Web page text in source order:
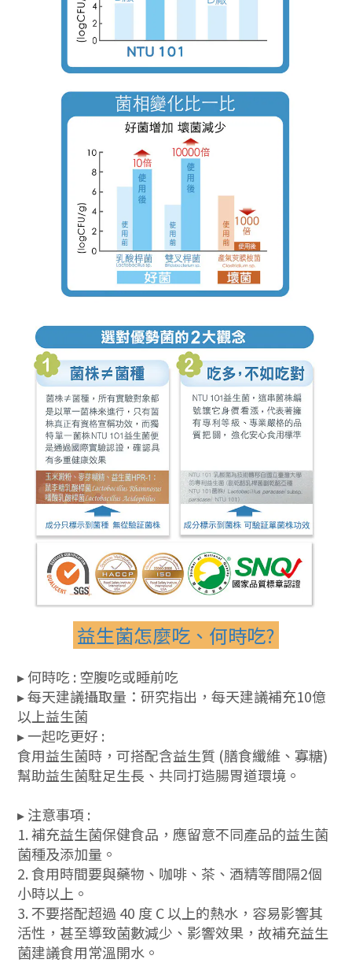
益生菌怎麼吃、何時吃?
▸ 何時吃 : 空腹吃或睡前吃
▸ 每天建議攝取量：研究指出，每天建議補充10億
以上益生菌
▸ 一起吃更好 :
食用益生菌時，可搭配含益生質 (膳食纖維、寡糖)
幫助益生菌駐足生長、共同打造腸胃道環境。
▸ 注意事項 :
1. 補充益生菌保健食品，應留意不同產品的益生菌
菌種及添加量。
2. 食用時間要與藥物、咖啡、茶、酒精等間隔2個
小時以上。
3. 不要搭配超過 40 度 C 以上的熱水，容易影響其
活性，甚至導致菌數減少、影響效果，故補充益生
菌建議食用常溫開水。